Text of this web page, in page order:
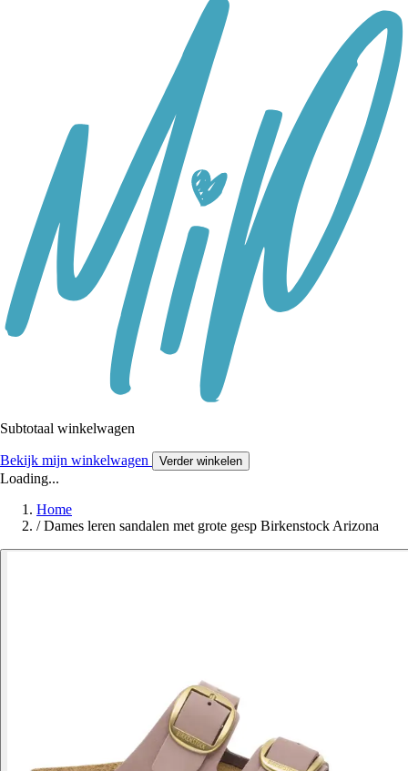
Subtotaal winkelwagen
Bekijk mijn winkelwagen Verder winkelen
Loading...
Home
/ Dames leren sandalen met grote gesp Birkenstock Arizona